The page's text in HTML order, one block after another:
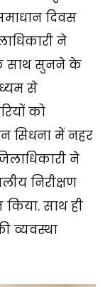
दिवस
ने
साथ सुनने के
से
को
सिधना में नहर
ने
निरीक्षण
साथ ही
व्यवस्था